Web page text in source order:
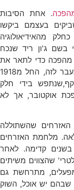
. אחת הסיבות
בעצמם ביקשו
מהאידיאולוגיה
בשם ג'ון ריד שנכח
כדי לתאר את
מה שידוע מאז בתור "מהפכת אוקטובר". מעבר לזה, החל מ1918
בידי חלק
אוקטובר, אך לא
שהשתוללה
מלחמת האזרחים
קדימה. לאחר
שהצווים משיתים
מתרחשת גם
שבהם יש אוכל, השוק